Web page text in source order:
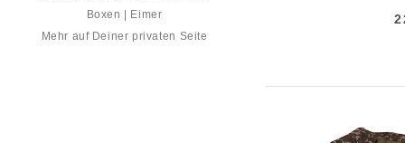
Boxen | Eimer
Mehr auf Deiner privaten Seite